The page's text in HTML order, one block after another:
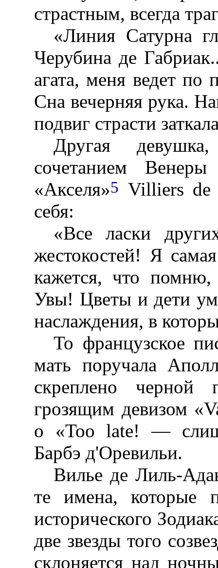
страстным, всегда
«Линия Сатурна
Черубина де
агата, меня ведет по
Сна вечерняя рука.
подвиг страсти
Другая
сочетанием
«Акселя»5 Villiers
себя:
«Все ласки
жестокостей! Я
кажется, что помню,
Увы! Цветы и дети
наслаждения, в
То французское
мать поручала
скреплено
грозящим девизом
о «Too late! —
Барбэ д'Оревильи.
Вилье де Лиль-
те имена, которые
исторического
две звезды того
склоняется над